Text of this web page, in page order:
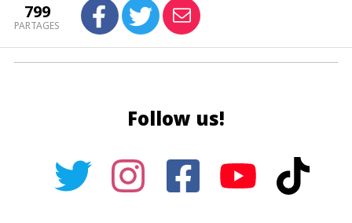
799
PARTAGES
Follow us!